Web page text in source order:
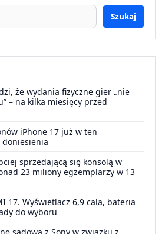
Szukaj
że wydania fizyczne gier „nie
– na kilka miesięcy przed
iPhone 17 już w ten
doniesienia
sprzedającą się konsolą w
23 miliony egzemplarzy w 13
17. Wyświetlacz 6,9 cala, bateria
do wyboru